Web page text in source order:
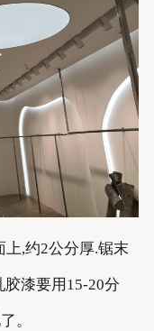
,约2公分厚.锯末
漆要用15-20分
。